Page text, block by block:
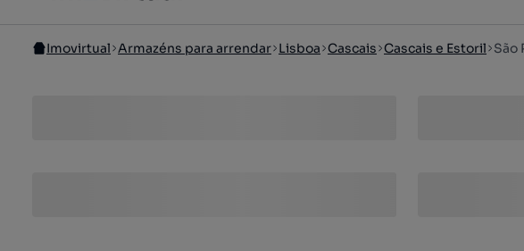
Imovirtual Armazéns para arrendar Lisboa Cascais Cascais e Estoril São